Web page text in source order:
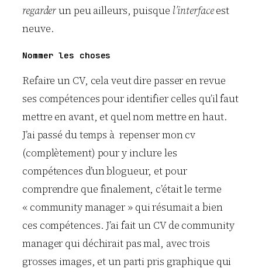
regarderun peu ailleurs, puisque l’interfaceest
neuve.
Nommer les choses
Refaire un CV, cela veut dire passer en revue
ses compétences pour identifier celles qu’il faut
mettre en avant, et quel nom mettre en haut.
J’ai passé du temps à repenser mon cv
(complètement) pour y inclure les
compétences d’un blogueur, et pour
comprendre que finalement, c’était le terme
« community manager » qui résumait a bien
ces compétences. J’ai fait un CV de community
manager qui déchirait pas mal, avec trois
grosses images, et un parti pris graphique qui